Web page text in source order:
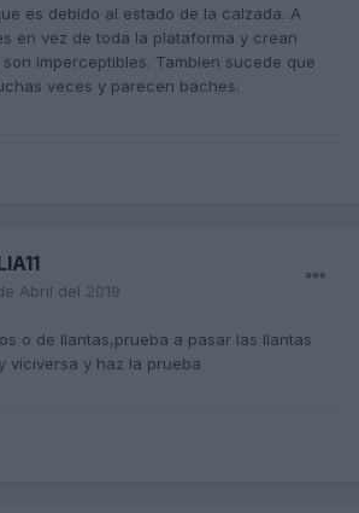
es debido al estado de la calzada. A
en vez de toda la plataforma y crean
imperceptibles. Tambien sucede que
veces y parecen baches.
Abril del 2019
o de llantas,prueba a pasar las llantas
viciversa y haz la prueba